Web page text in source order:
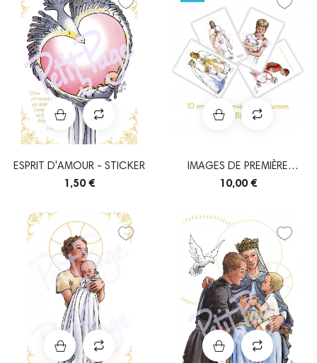
ESPRIT D'AMOUR - STICKER
1,50 €
IMAGES DE PREMIÈRE
COMMUNION - FILLE...
10,00 €